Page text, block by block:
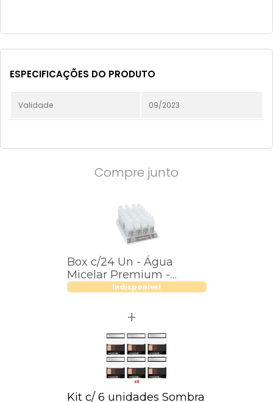
ESPECIFICAÇÕES DO PRODUTO
Validade 09/2023
Compre junto
Box c/24 Un - Água
Micelar Premium -
AMICSP02 -Indisponível
Kit c/ 6 unidades Sombra